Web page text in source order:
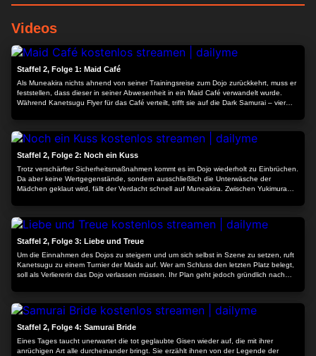
Videos
Staffel 2, Folge 1: Maid Café
Als Muneakira nichts ahnend von seiner Trainingsreise zum Dojo zurückkehrt, muss er
feststellen, dass dieser in seiner Abwesenheit in ein Maid Café verwandelt wurde.
Während Kanetsugu Flyer für das Café verteilt, trifft sie auf die Dark Samurai – vier
Kanetsugu den Weg zum Dojo. Dort stellt sich heraus, dass die Dark Samurai auf der
Suche nach Master Samurai Juubei sind. Doch Jubei hat ihre Kräfte verloren, und so
ziehen die Dark Samurai von dannen – vorerst …
Staffel 2, Folge 2: Noch ein Kuss
Trotz verschärfter Sicherheitsmaßnahmen kommt es im Dojo wiederholt zu Einbrüchen.
Da aber keine Wertgegenstände, sondern ausschließlich die Unterwäsche der
Mädchen geklaut wird, fällt der Verdacht schnell auf Muneakira. Zwischen Yukimura
zu stellen. Doch schon bald stellt sich heraus, dass nicht Muneakira der Täter war,
sondern ein alter Bekannter aus Yukimuras Vergangenheit …
Staffel 2, Folge 3: Liebe und Treue
Um die Einnahmen des Dojos zu steigern und um sich selbst in Szene zu setzen, ruft
Kanetsugu zu einem Turnier der Maids auf. Wer am Schluss den letzten Platz belegt,
soll als Verliererin das Dojo verlassen müssen. Ihr Plan geht jedoch gründlich nach
sowieso unerwünscht fühlt, entschließt sich Kanetsugu, das Dojo heimlich zu
verlassen. Sasuke folgt ihr unauffällig – zum Glück, denn auf ihrem Weg trifft
Kanetsugu auf Mataemon …
Staffel 2, Folge 4: Samurai Bride
Eines Tages taucht unerwartet die tot geglaubte Gisen wieder auf, die mit ihrer
anrüchigen Art alle durcheinander bringt. Sie erzählt ihnen von der Legende der